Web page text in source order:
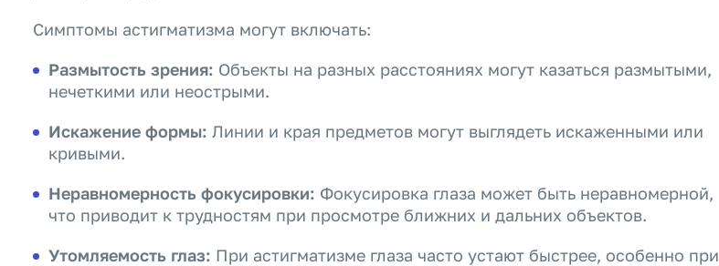
Симптомы астигматизма могут включать:
Размытость зрения: Объекты на разных расстояниях могут казаться размытыми,
нечеткими или неострыми.
Искажение формы: Линии и края предметов могут выглядеть искаженными или
кривыми.
Неравномерность фокусировки: Фокусировка глаза может быть неравномерной,
что приводит к трудностям при просмотре ближних и дальних объектов.
Утомляемость глаз: При астигматизме глаза часто устают быстрее, особенно при